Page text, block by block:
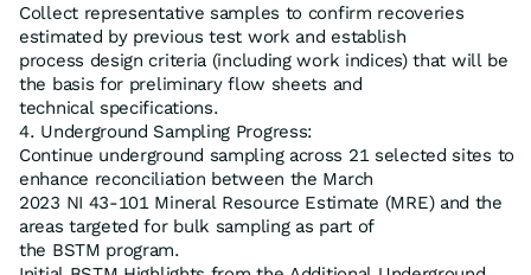
Collect representative samples to confirm recoveries
estimated by previous test work and establish
process design criteria (including work indices) that will be
the basis for preliminary flow sheets and
technical specifications.
4. Underground Sampling Progress:
Continue underground sampling across 21 selected sites to
enhance reconciliation between the March
2023 NI 43-101 Mineral Resource Estimate (MRE) and the
areas targeted for bulk sampling as part of
the BSTM program.